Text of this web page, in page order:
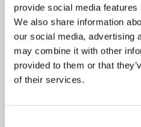
provide social media
We also share information
our social media, advertising
may combine it with other
provided to them or that
of their services.
Amsterdam
Deze locatie is toegankelijk
vrachtlift en vervolgens
mogelijk om de vrachtlift